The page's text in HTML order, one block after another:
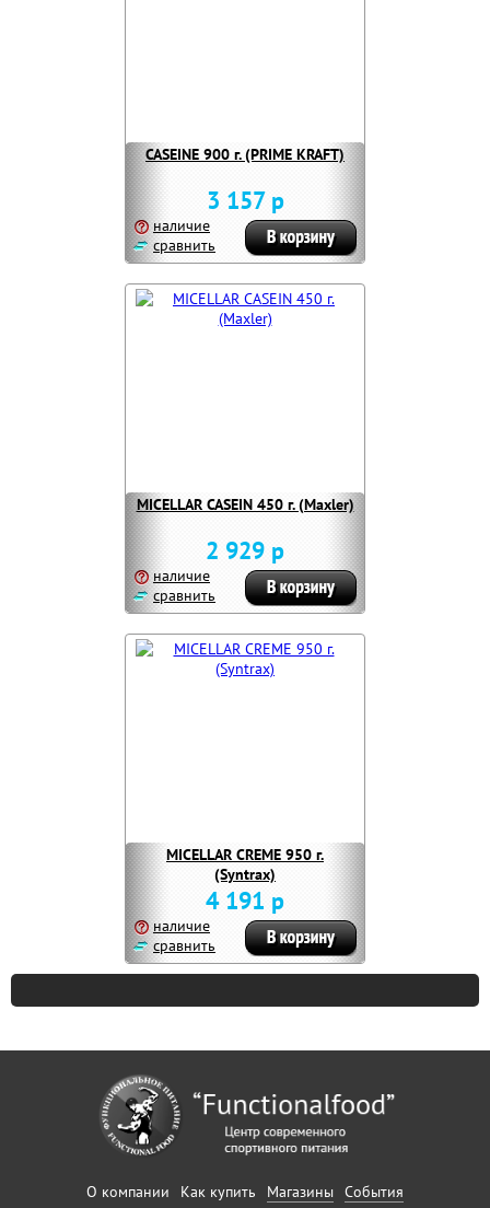
CASEINE 900 г. (PRIME KRAFT)
3 157 р
наличие
сравнить
MICELLAR CASEIN 450 г. (Maxler)
2 929 р
наличие
сравнить
MICELLAR CREME 950 г.
(Syntrax)
4 191 р
наличие
сравнить
О компании Как купить Магазины События